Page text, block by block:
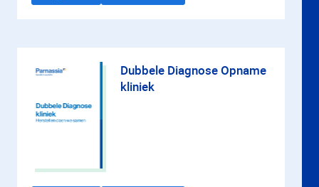
Dubbele Diagnose Opname
kliniek